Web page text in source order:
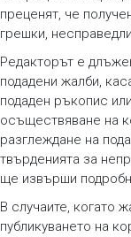
преценят, че
грешки,
Редакторът е
подадени жалби,
подаден ръкопис
осъществяване на
разглеждане на
твърденията за
ще извърши
В случаите, когато
публикуването на